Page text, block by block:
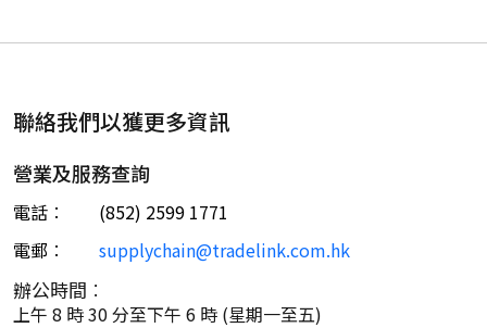
聯絡我們以獲更多資訊
營業及服務查詢
電話︰
(852) 2599 1771
電郵︰
supplychain@tradelink.com.hk
辦公時間︰
上午 8 時 30 分至下午 6 時 (星期一至五)